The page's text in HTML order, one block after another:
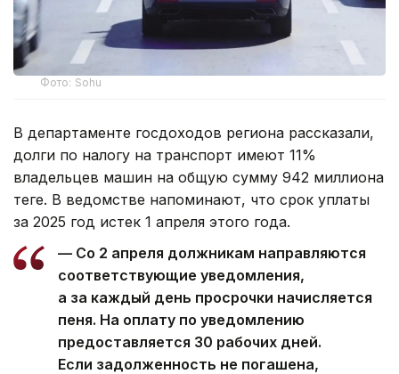
Фото: Sohu
В департаменте госдоходов региона рассказали,
долги по налогу на транспорт имеют 11%
владельцев машин на общую сумму 942 миллиона
теңге. В ведомстве напоминают, что срок уплаты
за 2025 год истек 1 апреля этого года.
— Со 2 апреля должникам направляются
соответствующие уведомления,
а за каждый день просрочки начисляется
пеня. На оплату по уведомлению
предоставляется 30 рабочих дней.
Если задолженность не погашена,